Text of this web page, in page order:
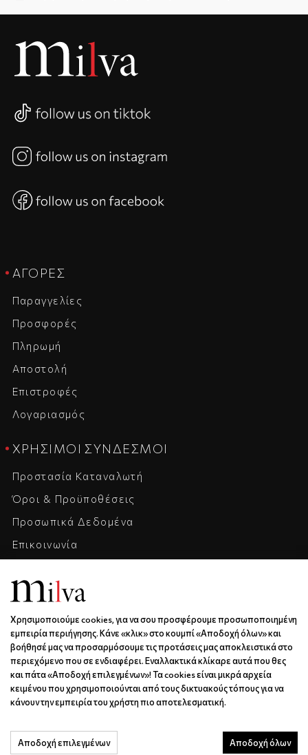
ΑΓΟΡΈΣ
Παραγγελίες
Προσφορές
Πληρωμή
Αποστολή
Επιστροφές
Λογαριασμός
ΧΡΉΣΙΜΟΙ ΣΎΝΔΕΣΜΟΙ
Προστασία Καταναλωτή
Όροι & Προϋποθέσεις
Προσωπικά Δεδομένα
Επικοινωνία
Καριέρα
ΕΠΙΚΟΙΝΩΝΊΑ & ΩΡΆΡΙΟ
Ξάνθου 6 | Κως | 85300
6936688501
info@milva.gr
Χρησιμοποιούμε cookies, για να σου προσφέρουμε προσωποποιημένη
εμπειρία περιήγησης. Κάνε «κλικ» στο κουμπί «Αποδοχή όλων» και
βοήθησέ μας να προσαρμόσουμε τις προτάσεις μας αποκλειστικά στο
περιεχόμενο που σε ενδιαφέρει. Εναλλακτικά κλίκαρε αυτά που θες
και πάτα «Αποδοχή επιλεγμένων»! Τα cookies είναι μικρά αρχεία
κειμένου που χρησιμοποιούνται από τους δικτυακούς τόπους για να
κάνουν την εμπειρία του χρήστη πιο αποτελεσματική.
Αποδοχή επιλεγμένων Αποδοχή όλων